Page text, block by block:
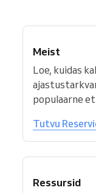
Meist
Loe, kuidas
populaarne
Tutvu
Ressursid